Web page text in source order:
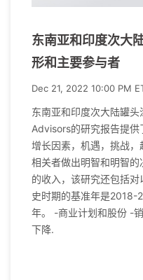
东南亚和印度次大
形和主要参与者
Dec 21, 2022 10:00 PM
东南亚和印度次大陆罐
Advisors的研究报告提
增长因素，机遇，挑战
相关者做出明智和明智
的收入，该研究还包括
史时期的基准年是
年。 -商业计划和股份 -
下降.